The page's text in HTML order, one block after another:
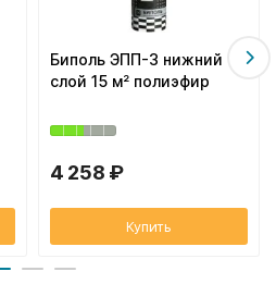
Биполь ЭПП-3 нижний
слой 15 м² полиэфир
4 258 ₽
Купить